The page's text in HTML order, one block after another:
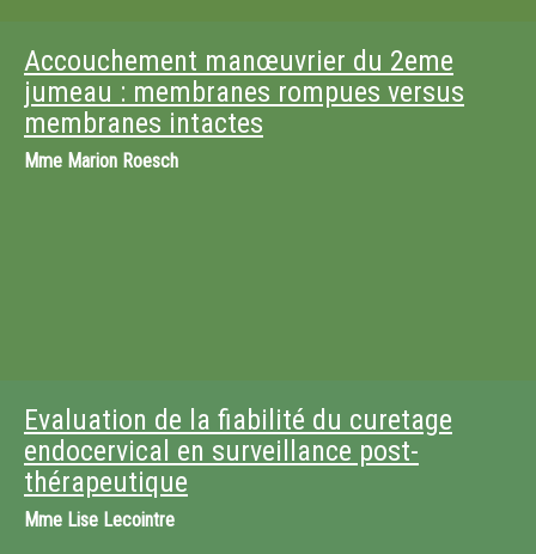
Accouchement manœuvrier du 2eme
jumeau : membranes rompues versus
membranes intactes
Mme Marion Roesch
Evaluation de la fiabilité du curetage
endocervical en surveillance post-
thérapeutique
Mme Lise Lecointre